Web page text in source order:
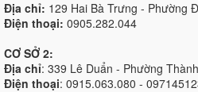
Địa chỉ: 129 Hai Bà Trưng - Phường
Điện thoại: 0905.282.044
CƠ SỞ 2:
Địa chỉ: 339 Lê Duẩn - Phường
Điện thoại: 0915.063.080 -